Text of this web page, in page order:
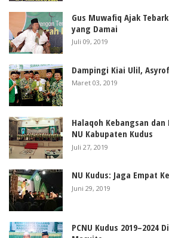
Gus Muwafiq Ajak
yang Damai
Juli 09, 2019
Dampingi Kiai Ulil,
Maret 03, 2019
Halaqoh Kebangsan
NU Kabupaten Kudus
Juli 27, 2019
NU Kudus: Jaga Empat
Juni 29, 2019
PCNU Kudus 2019–2024